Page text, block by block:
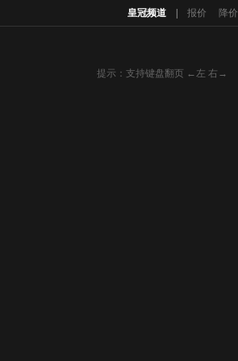
皇冠频道 报价 降价
提示：支持键盘翻页 ←左 右→